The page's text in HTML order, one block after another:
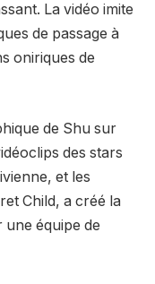
La vidéo imite
de passage à
oniriques de
de Shu sur
des stars
et les
Child, a créé la
équipe de